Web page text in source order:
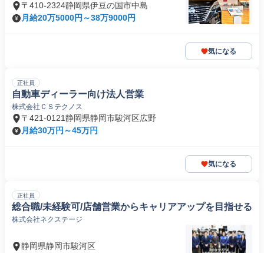
〒410-2324静岡県伊豆の国市中島
月給20万5000円～38万9000円
気になる
正社員
自動車ディーラー向け法人営業
株式会社ＣＳテクノス
〒421-0121静岡県静岡市駿河区広野
月給30万円～45万円
気になる
正社員
総合職/未経験可/店舗営業からキャリアアップを目指せる
株式会社ネクステージ
静岡県静岡市駿河区